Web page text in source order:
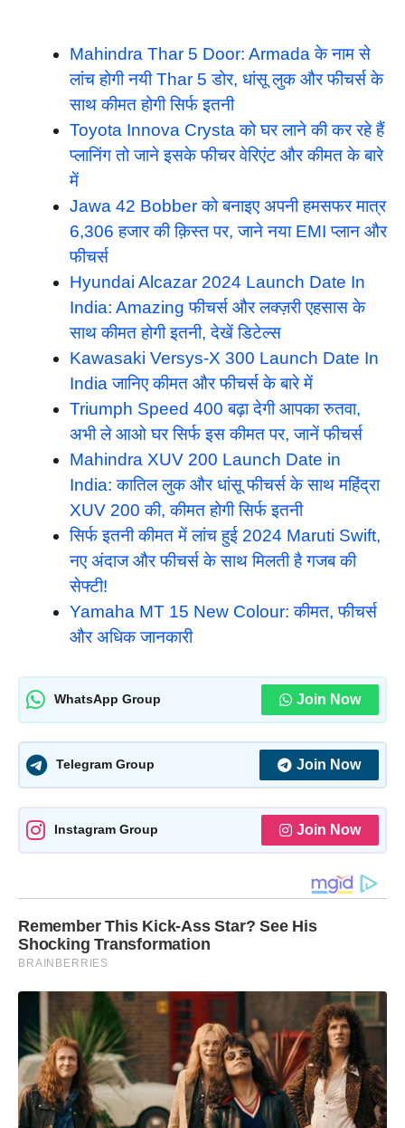
Mahindra Thar 5 Door: Armada के नाम से
लांच होगी नयी Thar 5 डोर, धांसू लुक और फीचर्स के
साथ कीमत होगी सिर्फ इतनी
Toyota Innova Crysta को घर लाने की कर रहे हैं
प्लानिंग तो जाने इसके फीचर वेरिएंट और कीमत के बारे
में
Jawa 42 Bobber को बनाइए अपनी हमसफर मात्र
6,306 हजार की क़िस्त पर, जाने नया EMI प्लान और
फीचर्स
Hyundai Alcazar 2024 Launch Date In
India: Amazing फीचर्स और लक्ज़री एहसास के
साथ कीमत होगी इतनी, देखें डिटेल्स
Kawasaki Versys-X 300 Launch Date In
India जानिए कीमत और फीचर्स के बारे में
Triumph Speed 400 बढ़ा देगी आपका रुतवा,
अभी ले आओ घर सिर्फ इस कीमत पर, जानें फीचर्स
Mahindra XUV 200 Launch Date in
India: कातिल लुक और धांसू फीचर्स के साथ महिंद्रा
XUV 200 की, कीमत होगी सिर्फ इतनी
सिर्फ इतनी कीमत में लांच हुई 2024 Maruti Swift,
नए अंदाज और फीचर्स के साथ मिलती है गजब की
सेफ्टी!
Yamaha MT 15 New Colour: कीमत, फीचर्स
और अधिक जानकारी
WhatsApp Group Join Now
Telegram Group Join Now
Instagram Group Join Now